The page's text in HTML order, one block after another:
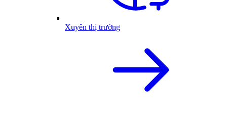
Xuyên thị trường